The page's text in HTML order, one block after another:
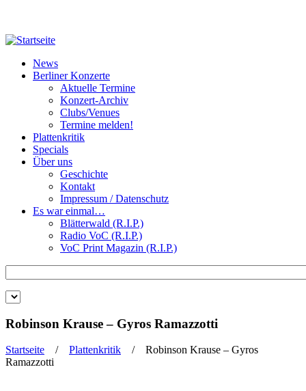
News
Berliner Konzerte
Aktuelle Termine
Konzert-Archiv
Clubs/Venues
Termine melden!
Plattenkritik
Specials
Über uns
Geschichte
Kontakt
Impressum / Datenschutz
Es war einmal…
Blätterwald (R.I.P.)
Radio VoC (R.I.P.)
VoC Print Magazin (R.I.P.)
Robinson Krause – Gyros Ramazzotti
Sie sind hier
Startseite / Plattenkritik / Robinson Krause – Gyros
Ramazzotti